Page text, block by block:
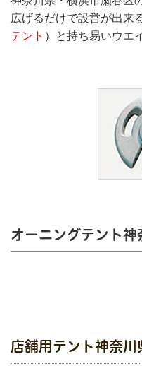
広げるだけで設営が出来
テント ）と持ち易いウエ
オーニングテント
店舗用テント神奈川